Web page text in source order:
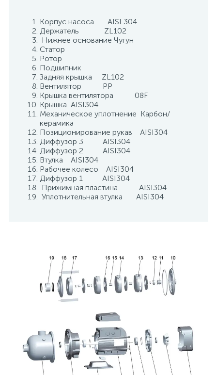
Корпус насоса AISI 304
Держатель ZL102
Нижнее основание Чугун
Статор
Ротор
Подшипник
Задняя крышка ZL102
Вентилятор РР
Крышка вентилятора 08F
Крышка AISI304
Механическое уплотнение Карбон/
керамика
Позиционирование рукав AISI304
Диффузор 3 AISI304
Диффузор 2 AISI304
Втулка AISI304
Рабочее колесо AISI304
Диффузор 1 AISI304
Прижимная пластина AISI304
Уплотнительная втулка AISI304